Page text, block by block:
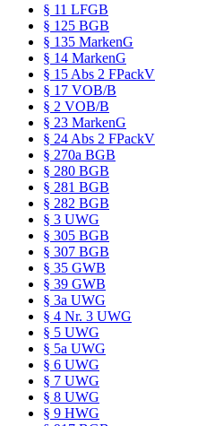
§ 11 LFGB
§ 125 BGB
§ 135 MarkenG
§ 14 MarkenG
§ 15 Abs 2 FPackV
§ 17 VOB/B
§ 2 VOB/B
§ 23 MarkenG
§ 24 Abs 2 FPackV
§ 270a BGB
§ 280 BGB
§ 281 BGB
§ 282 BGB
§ 3 UWG
§ 305 BGB
§ 307 BGB
§ 35 GWB
§ 39 GWB
§ 3a UWG
§ 4 Nr. 3 UWG
§ 5 UWG
§ 5a UWG
§ 6 UWG
§ 7 UWG
§ 8 UWG
§ 9 HWG